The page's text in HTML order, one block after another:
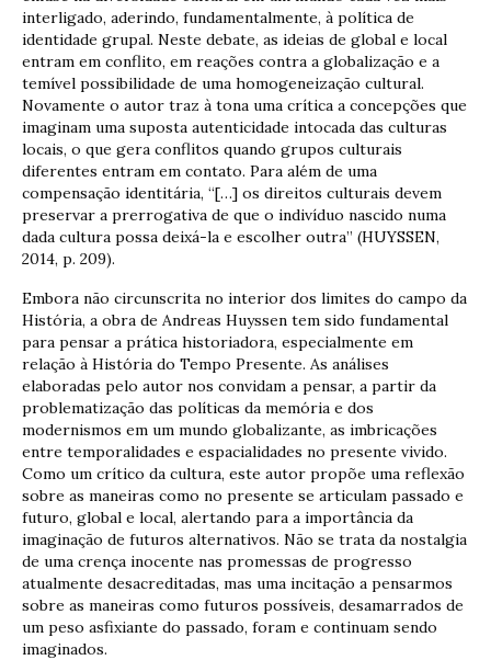
interligado, aderindo, fundamentalmente, à política de
identidade grupal. Neste debate, as ideias de global e local
entram em conflito, em reações contra a globalização e a
temível possibilidade de uma homogeneização cultural.
Novamente o autor traz à tona uma crítica a concepções que
imaginam uma suposta autenticidade intocada das culturas
locais, o que gera conflitos quando grupos culturais
diferentes entram em contato. Para além de uma
compensação identitária, “[…] os direitos culturais devem
preservar a prerrogativa de que o indivíduo nascido numa
dada cultura possa deixá-la e escolher outra” (HUYSSEN,
2014, p. 209).
Embora não circunscrita no interior dos limites do campo da
História, a obra de Andreas Huyssen tem sido fundamental
para pensar a prática historiadora, especialmente em
relação à História do Tempo Presente. As análises
elaboradas pelo autor nos convidam a pensar, a partir da
problematização das políticas da memória e dos
modernismos em um mundo globalizante, as imbricações
entre temporalidades e espacialidades no presente vivido.
Como um crítico da cultura, este autor propõe uma reflexão
sobre as maneiras como no presente se articulam passado e
futuro, global e local, alertando para a importância da
imaginação de futuros alternativos. Não se trata da nostalgia
de uma crença inocente nas promessas de progresso
atualmente desacreditadas, mas uma incitação a pensarmos
sobre as maneiras como futuros possíveis, desamarrados de
um peso asfixiante do passado, foram e continuam sendo
imaginados.